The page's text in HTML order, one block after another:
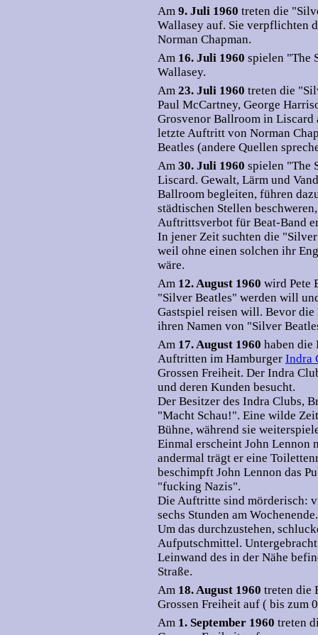
Am 9. Juli 1960 treten die
Wallasey auf. Sie verpflichten
Norman Chapman.
Am 16. Juli 1960 spielen "The
Wallasey.
Am 23. Juli 1960 treten die
Paul McCartney, George
Grosvenor Ballroom in Liscard
letzte Auftritt von Norman
Beatles (andere Quellen
Am 30. Juli 1960 spielen "The
Liscard. Gewalt, Lärm und
Ballroom begleiten, führen
städtischen Stellen
Auftrittsverbot für Beat-Band
In jener Zeit suchten die
weil ohne einen solchen ihr
wäre.
Am 12. August 1960 wird Pete
"Silver Beatles" werden will
Gastspiel reisen will. Bevor
ihren Namen von "Silver
Am 17. August 1960 haben die
Auftritten im Hamburger Indra
Grossen Freiheit. Der Indra
und deren Kunden besucht.
Der Besitzer des Indra Clubs,
"Macht Schau!". Eine wilde
Bühne, während sie
Einmal erscheint John Lennon
andermal trägt er eine
beschimpft John Lennon das
"fucking Nazis".
Die Auftritte sind mörderisch:
sechs Stunden am Wochenende.
Um das durchzustehen,
Aufputschmittel.
Leinwand des in der Nähe
Straße.
Am 18. August 1960 treten die
Grossen Freiheit auf ( bis zum
Am 1. September 1960 treten